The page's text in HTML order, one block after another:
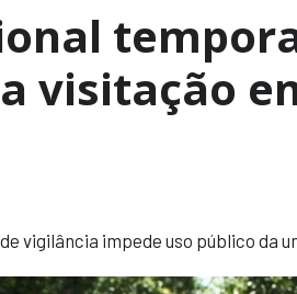
visitação
vigilância impede uso público da